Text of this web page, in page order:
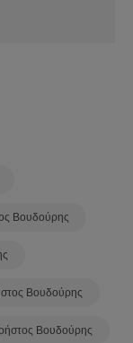
Βουδούρης
Βουδούρης
Βουδούρης